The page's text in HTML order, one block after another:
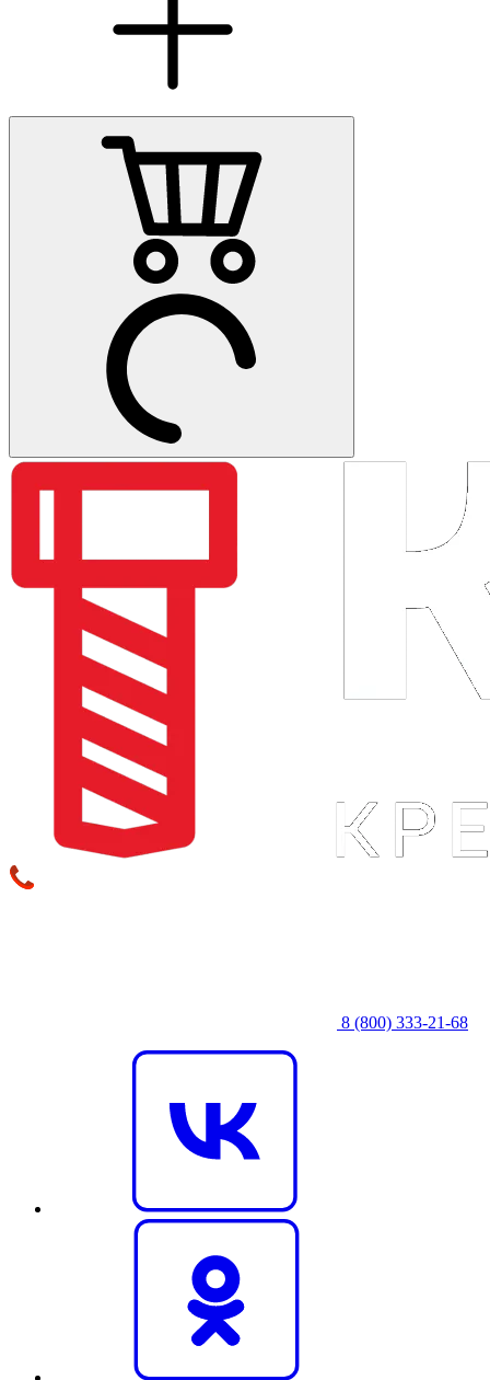
8 (800) 333‑21-68